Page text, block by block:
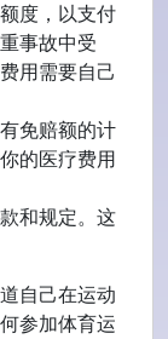
度，以支付
事故中受
用需要自己
免赔额的计
的医疗费用
和规定。这
自己在运动
参加体育运